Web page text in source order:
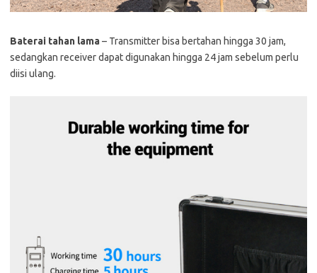
Baterai tahan lama– Transmitter bisa bertahan hingga 30 jam,
sedangkan receiver dapat digunakan hingga 24 jam sebelum perlu
diisi ulang.